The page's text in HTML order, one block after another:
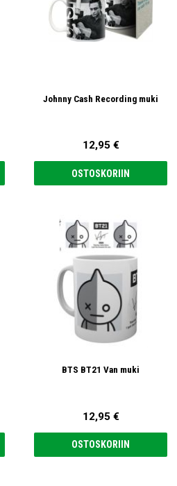
Johnny Cash Recording muki
12,95 €
OSTOSKORIIN
BTS BT21 Van muki
12,95 €
OSTOSKORIIN